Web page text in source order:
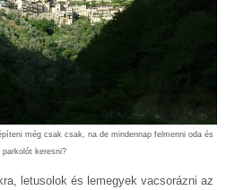
még csak csak, na de mindennap felmenni oda és
parkolót keresni?
letusolok és lemegyek vacsorázni az